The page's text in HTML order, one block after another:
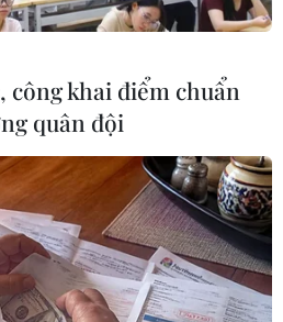
công khai điểm chuẩn
quân đội